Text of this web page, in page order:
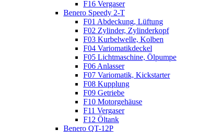
F16 Vergaser
Benero Speedy 2-T
F01 Abdeckung, Lüftung
F02 Zylinder, Zylinderkopf
F03 Kurbelwelle, Kolben
F04 Variomatikdeckel
F05 Lichtmaschine, Ölpumpe
F06 Anlasser
F07 Variomatik, Kickstarter
F08 Kupplung
F09 Getriebe
F10 Motorgehäuse
F11 Vergaser
F12 Öltank
Benero QT-12P